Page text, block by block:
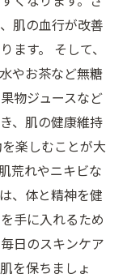
肌の血行が改善
ます。 そして、
やお茶など無糖
物ジュースなど
、肌の健康維持
楽しむことが大
荒れやニキビな
、体と精神を健
手に入れるため
日のスキンケア
を保ちましょ